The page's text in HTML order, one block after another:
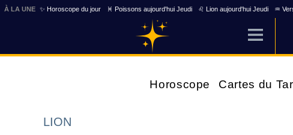
À LA UNE ✨ Horoscope du jour ♓ Poissons aujourd'hui Jeudi ♌ Lion aujourd'hui Jeudi ♒
Horoscope Cartes du
LION